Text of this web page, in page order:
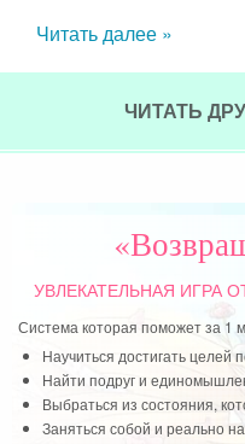
Читать далее »
ЧИТАТЬ
УВЛЕКАТЕЛЬНАЯ ИГРА
Система которая поможет за 1
Научиться достигать целей
Найти подруг и
Выбраться из состояния,
Заняться собой и реально